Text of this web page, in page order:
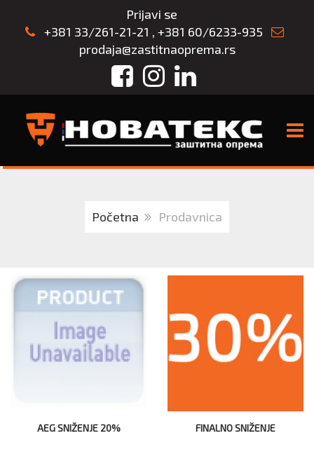
Prijavi se
+381 33/261-21-21 , +381 60/6233-935
prodaja@zastitnaoprema.rs
FacebookInstagram
LinkedIn
Početna Prodavnica
AEG SNIŽENJE 20% FINALNO SNIŽENJE